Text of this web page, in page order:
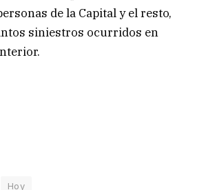
de la Capital y el resto,
siniestros ocurridos en
Hoy